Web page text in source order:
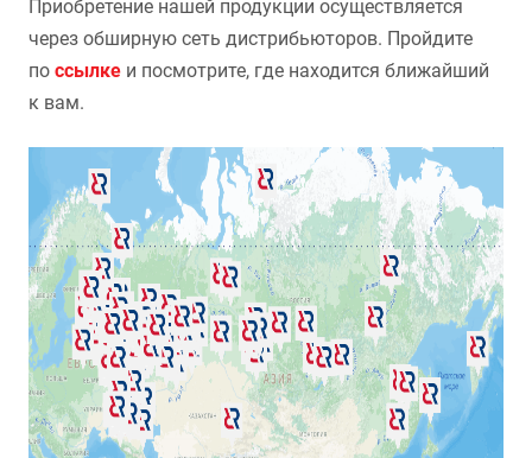
Приобретение нашей продукции осуществляется
через обширную сеть дистрибьюторов. Пройдите
по ссылке и посмотрите, где находится ближайший
к вам.